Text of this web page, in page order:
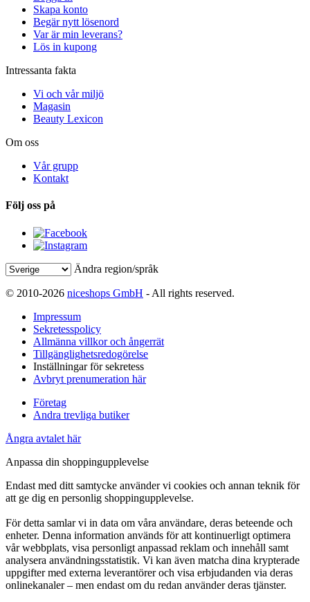
Skapa konto
Begär nytt lösenord
Var är min leverans?
Lös in kupong
Intressanta fakta
Vi och vår miljö
Magasin
Beauty Lexicon
Om oss
Vår grupp
Kontakt
Följ oss på
Ändra region/språk
© 2010-2026 niceshops GmbH - All rights reserved.
Impressum
Sekretesspolicy
Allmänna villkor och ångerrät
Tillgänglighetsredogörelse
Inställningar för sekretess
Avbryt prenumeration här
Företag
Andra trevliga butiker
Ångra avtalet här
Anpassa din shoppingupplevelse
Endast med ditt samtycke använder vi cookies och annan teknik för
att ge dig en personlig shoppingupplevelse.
För detta samlar vi in data om våra användare, deras beteende och
enheter. Denna information används för att kontinuerligt optimera
vår webbplats, visa personligt anpassad reklam och innehåll samt
analysera användningsstatistik. Vi kan även matcha dina krypterade
uppgifter med externa leverantörer och visa erbjudanden via deras
onlinekanaler – men endast om du redan använder deras tjänster.